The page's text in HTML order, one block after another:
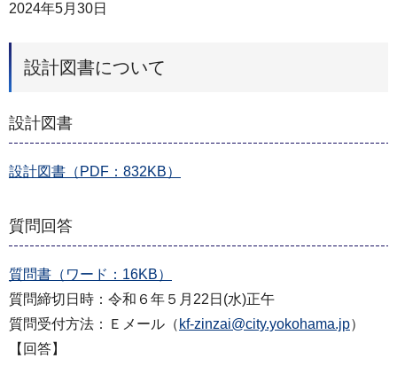
2024年5月30日
設計図書について
設計図書
設計図書（PDF：832KB）
質問回答
質問書（ワード：16KB）
質問締切日時：令和６年５月22日(水)正午
質問受付方法：Ｅメール（ kf-zinzai@city.yokohama.jp）
【回答】